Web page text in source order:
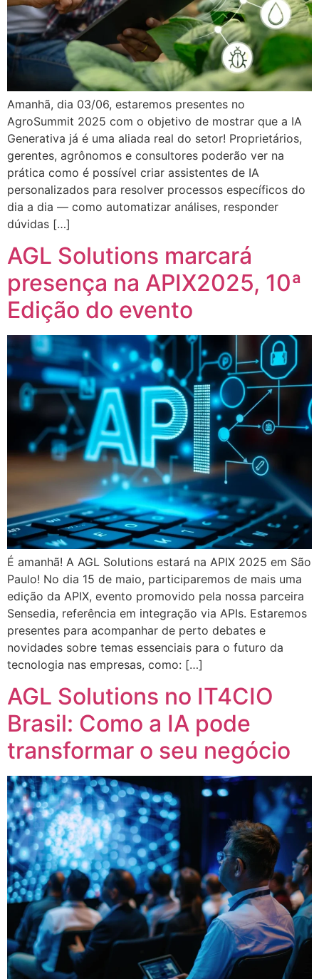
Amanhã, dia 03/06, estaremos presentes no
AgroSummit 2025 com o objetivo de mostrar que a IA
Generativa já é uma aliada real do setor! Proprietários,
gerentes, agrônomos e consultores poderão ver na
prática como é possível criar assistentes de IA
personalizados para resolver processos específicos do
dia a dia — como automatizar análises, responder
dúvidas […]
AGL Solutions marcará
presença na APIX2025, 10ª
Edição do evento
É amanhã! A AGL Solutions estará na APIX 2025 em São
Paulo! No dia 15 de maio, participaremos de mais uma
edição da APIX, evento promovido pela nossa parceira
Sensedia, referência em integração via APIs. Estaremos
presentes para acompanhar de perto debates e
novidades sobre temas essenciais para o futuro da
tecnologia nas empresas, como: […]
AGL Solutions no IT4CIO
Brasil: Como a IA pode
transformar o seu negócio